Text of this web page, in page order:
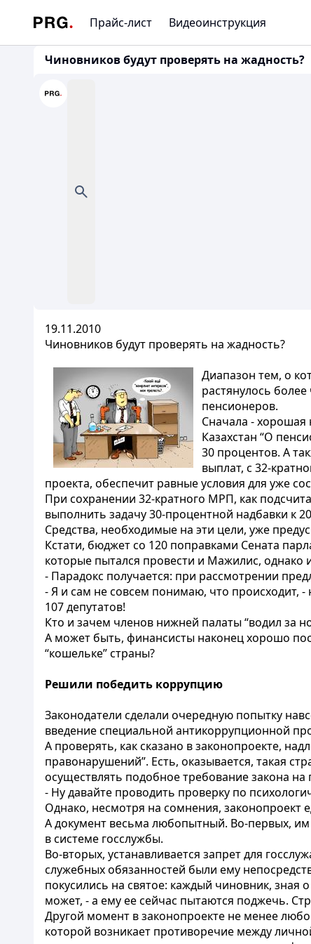
Прайс-лист Видеоинструкция
Чиновников будут проверять на жадность?
19.11.2010
Чиновников будут проверять на жадность?
Диапазон тем, о
растянулось
пенсионеров.
Сначала - хорошая
Казахстан “О
30 процентов. А
выплат, с 32-
проекта, обеспечит равные условия для уже
При сохранении 32-кратного МРП, как
выполнить задачу 30-процентной надбавки к
Средства, необходимые на эти цели, уже
Кстати, бюджет со 120 поправками Сената
которые пытался провести и Мажилис,
- Парадокс получается: при рассмотрении
- Я и сам не совсем понимаю, что происходит,
107 депутатов!
Кто и зачем членов нижней палаты “водил за
А может быть, финансисты наконец хорошо
“кошельке” страны?
Решили победить коррупцию
Законодатели сделали очередную попытку
введение специальной антикоррупционной
А проверять, как сказано в законопроекте,
правонарушений”. Есть, оказывается, такая
осуществлять подобное требование закона на
- Ну давайте проводить проверку по
Однако, несмотря на сомнения, законопроект
А документ весьма любопытный. Во-первых, им
в системе госслужбы.
Во-вторых, устанавливается запрет для
служебных обязанностей были ему
покусились на святое: каждый чиновник, зная
может, - а ему ее сейчас пытаются поджечь.
Другой момент в законопроекте не менее
которой возникает противоречие между